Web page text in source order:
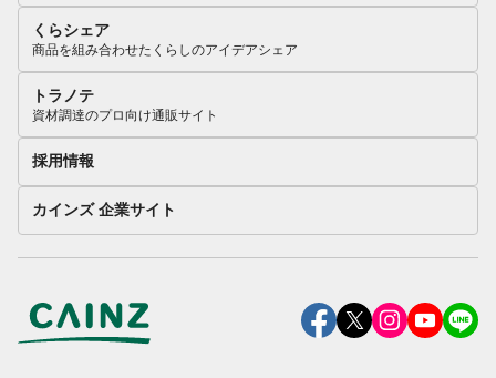
くらシェア
商品を組み合わせたくらしのアイデアシェア
トラノテ
資材調達のプロ向け通販サイト
採用情報
カインズ 企業サイト